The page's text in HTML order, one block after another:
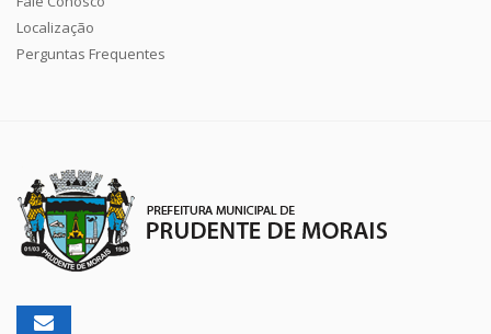
Localização
Perguntas Frequentes